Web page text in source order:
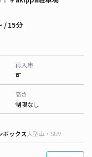
/ 15分
再入庫
可
高さ
制限なし
ボックス大型車・SUV